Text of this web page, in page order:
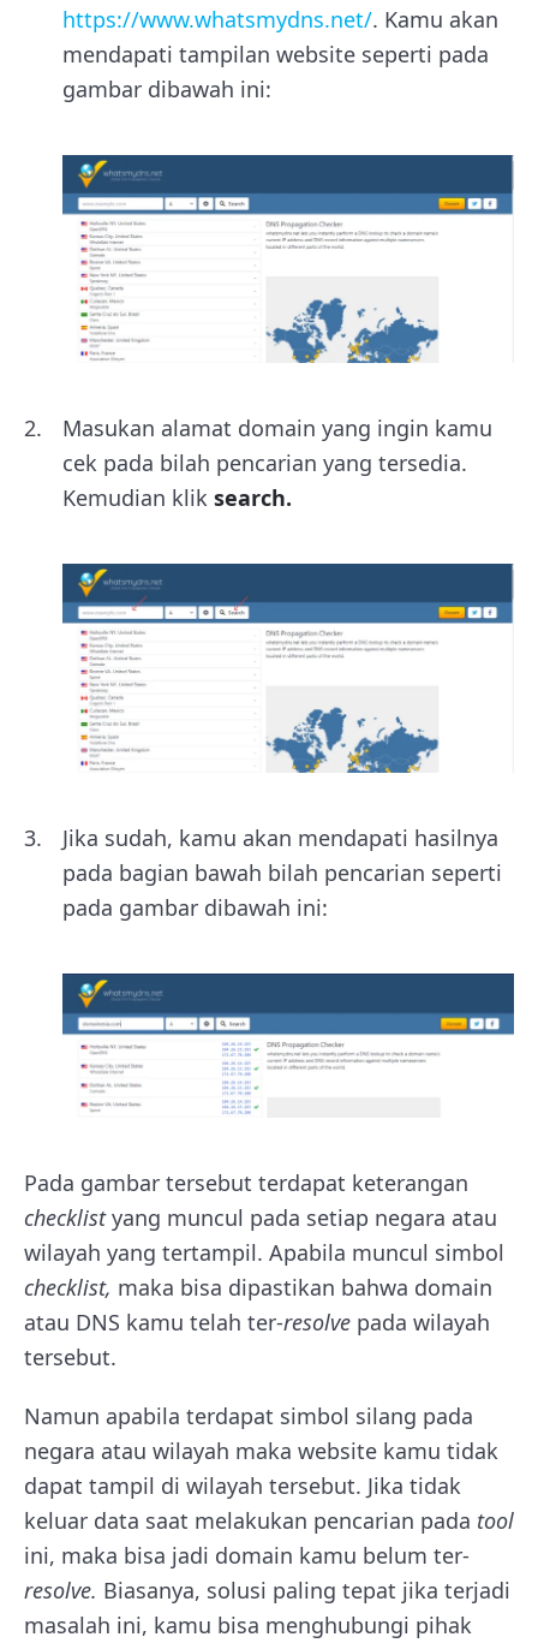
https://www.whatsmydns.net/. Kamu akan
mendapati tampilan website seperti pada
gambar dibawah ini:
Masukan alamat domain yang ingin kamu
cek pada bilah pencarian yang tersedia.
Kemudian klik search.
Jika sudah, kamu akan mendapati hasilnya
pada bagian bawah bilah pencarian seperti
pada gambar dibawah ini:
Pada gambar tersebut terdapat keterangan
checklistyang muncul pada setiap negara atau
wilayah yang tertampil. Apabila muncul simbol
checklist, maka bisa dipastikan bahwa domain
atau DNS kamu telah ter-resolve pada wilayah
tersebut.
Namun apabila terdapat simbol silang pada
negara atau wilayah maka website kamu tidak
dapat tampil di wilayah tersebut. Jika tidak
keluar data saat melakukan pencarian pada tool
ini, maka bisa jadi domain kamu belum ter-
resolve. Biasanya, solusi paling tepat jika terjadi
masalah ini, kamu bisa menghubungi pihak